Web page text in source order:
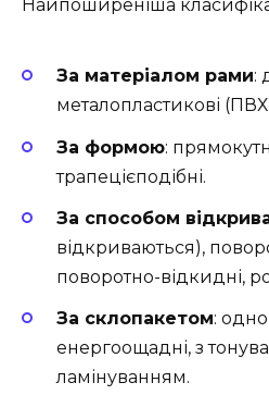
Найпоширеніша
За матеріалом рами:
металопластикові
За формою:
трапецієподібні.
За способом
відкриваються),
поворотно-відкидні,
За склопакетом:
енергоощадні, з
ламінуванням.